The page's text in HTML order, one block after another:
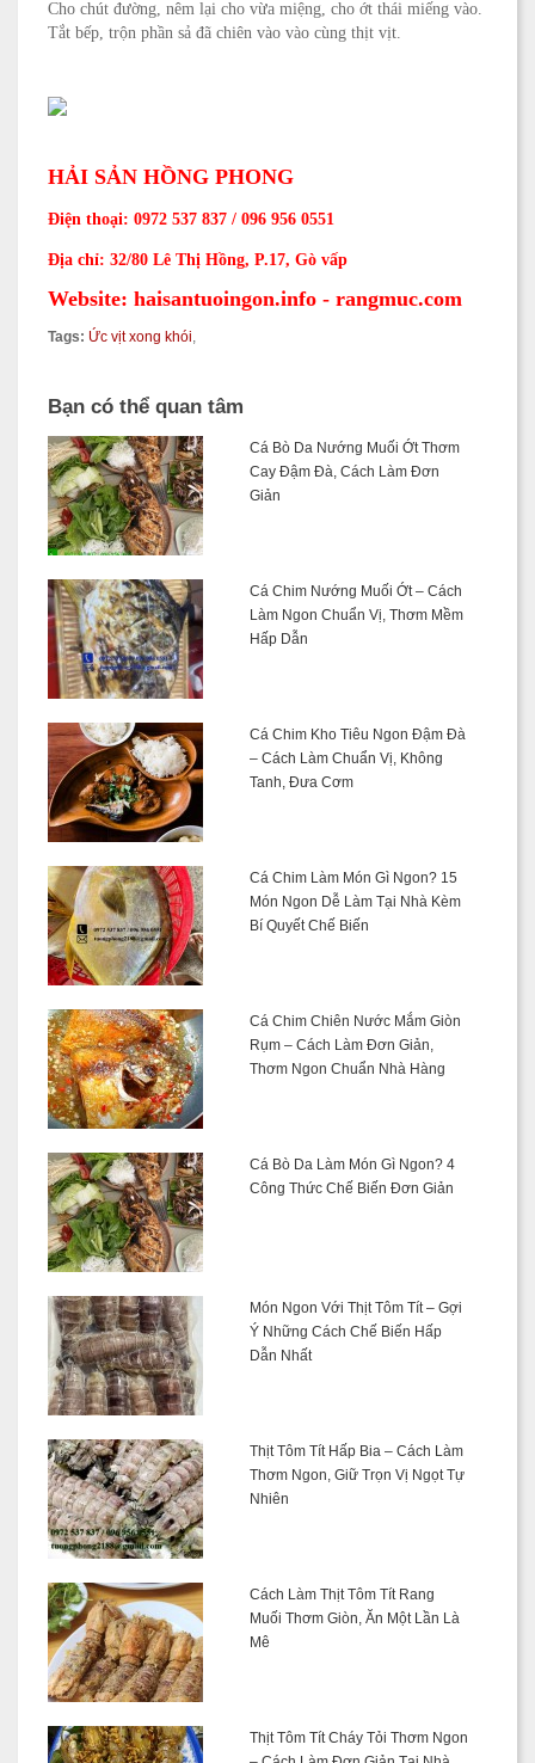
Cho chút đường, nêm lại cho vừa miệng, cho ớt thái miếng vào.
Tắt bếp, trộn phần sả đã chiên vào vào cùng thịt vịt.
HẢI SẢN HỒNG PHONG
Điện thoại: 0972 537 837 / 096 956 0551
Địa chỉ: 32/80 Lê Thị Hồng, P.17, Gò vấp
Website: haisantuoingon.info - rangmuc.com
Tags: Ức vịt xong khói,
Bạn có thể quan tâm
Cá Bò Da Nướng Muối Ớt Thơm
Cay Đậm Đà, Cách Làm Đơn
Giản
Cá Chim Nướng Muối Ớt – Cách
Làm Ngon Chuẩn Vị, Thơm Mềm
Hấp Dẫn
Cá Chim Kho Tiêu Ngon Đậm Đà
– Cách Làm Chuẩn Vị, Không
Tanh, Đưa Cơm
Cá Chim Làm Món Gì Ngon? 15
Món Ngon Dễ Làm Tại Nhà Kèm
Bí Quyết Chế Biến
Cá Chim Chiên Nước Mắm Giòn
Rụm – Cách Làm Đơn Giản,
Thơm Ngon Chuẩn Nhà Hàng
Cá Bò Da Làm Món Gì Ngon? 4
Công Thức Chế Biến Đơn Giản
Món Ngon Với Thịt Tôm Tít – Gợi
Ý Những Cách Chế Biến Hấp
Dẫn Nhất
Thịt Tôm Tít Hấp Bia – Cách Làm
Thơm Ngon, Giữ Trọn Vị Ngọt Tự
Nhiên
Cách Làm Thịt Tôm Tít Rang
Muối Thơm Giòn, Ăn Một Lần Là
Mê
Thịt Tôm Tít Cháy Tỏi Thơm Ngon